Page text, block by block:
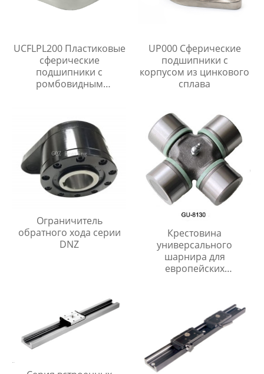
UCFLPL200 Пластиковые
сферические
подшипники с
ромбовидным
UP000 Сферические
подшипники с
корпусом из цинкового
сплава
Ограничитель
обратного хода серии
DNZ
Крестовина
универсального
шарнира для
европейских